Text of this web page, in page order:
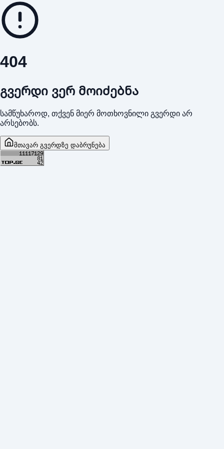
404
გვერდი ვერ მოიძებნა
სამწუხაროდ, თქვენ მიერ მოთხოვნილი გვერდი არ
არსებობს.
მთავარ გვერდზე დაბრუნება